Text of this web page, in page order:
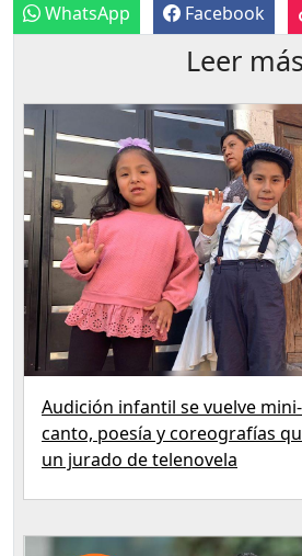
WhatsApp Facebook
Leer más
Audición infantil se vuelve
canto, poesía y coreografías
un jurado de telenovela